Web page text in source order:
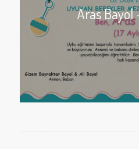
Aras Bayol